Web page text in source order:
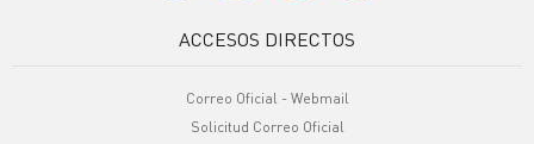
ACCESOS DIRECTOS
Correo Oficial - Webmail
Solicitud Correo Oficial